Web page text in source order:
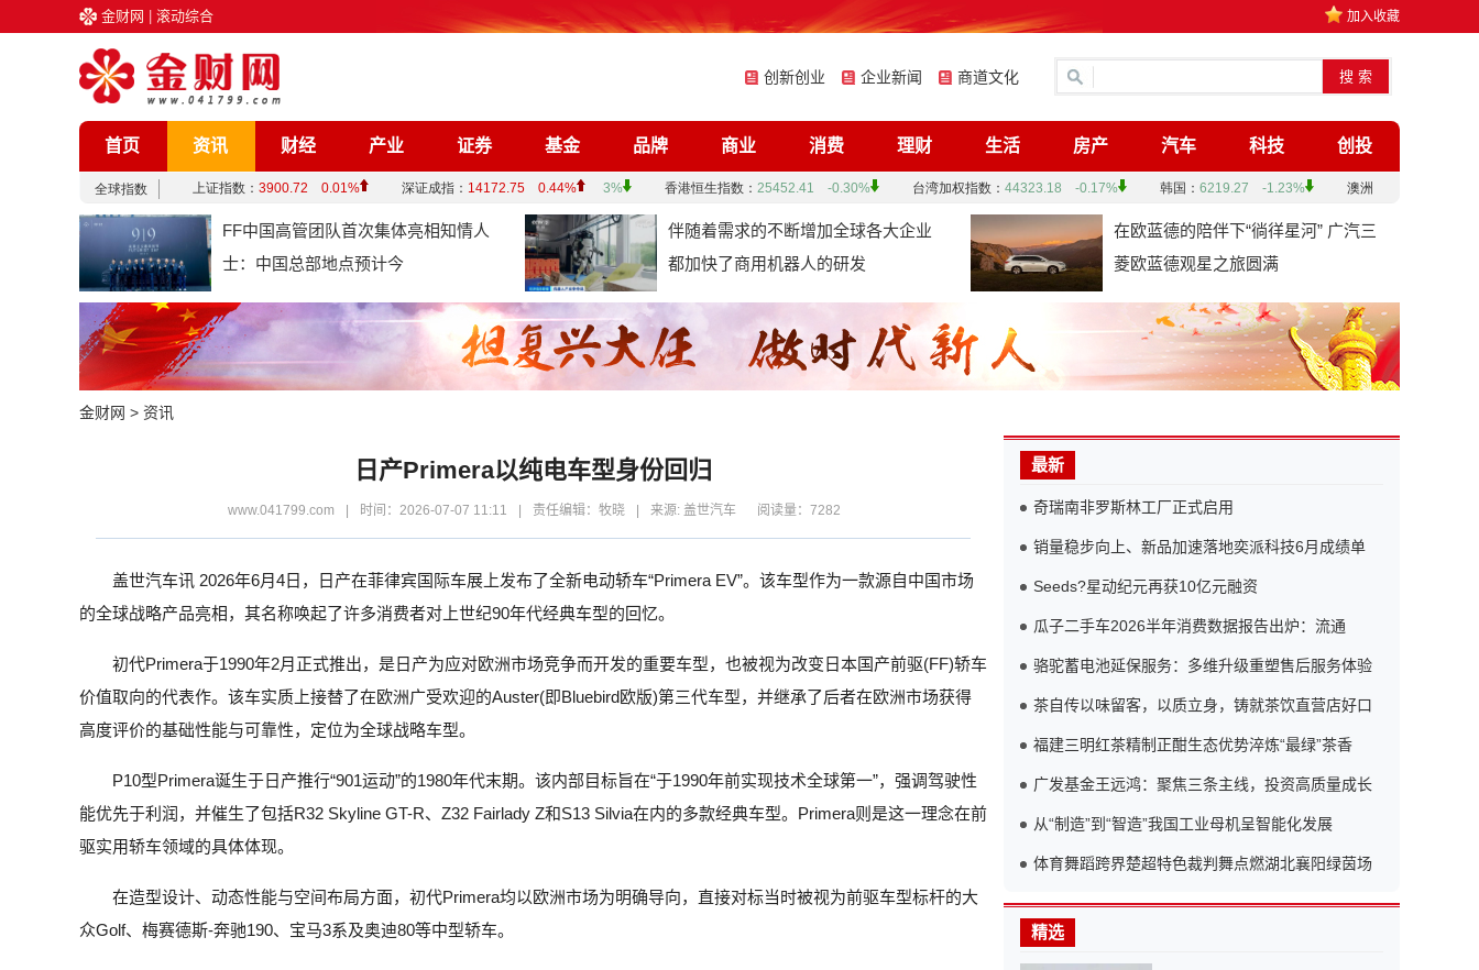
金财网 滚动综合 加入收藏
创新创业 企业新闻 商道文化
首页 资讯 财经 产业 证券 基金 品牌 商业 消费 理财 生活 房产 汽车 科技 创投
企业 文化 娱乐
综合
FF中国高管团队首次集体亮相知情人
士：中国总部地点预计今
伴随着需求的不断增加全球各大企业
都加快了商用机器人的研发
在欧蓝德的陪伴下“徜徉星河” 广汽三
菱欧蓝德观星之旅圆满
金财网 > 资讯
日产Primera以纯电车型身份回归
www.041799.com 时间：2026-07-07 11:11 责任编辑：牧晓 来源: 盖世汽车 阅读量：7282
盖世汽车讯 2026年6月4日，日产在菲律宾国际车展上发布了全新电动轿车“Primera EV”。该车型作为一款源自中国市场
的全球战略产品亮相，其名称唤起了许多消费者对上世纪90年代经典车型的回忆。
初代Primera于1990年2月正式推出，是日产为应对欧洲市场竞争而开发的重要车型，也被视为改变日本国产前驱(FF)轿车
价值取向的代表作。该车实质上接替了在欧洲广受欢迎的Auster(即Bluebird欧版)第三代车型，并继承了后者在欧洲市场获得
高度评价的基础性能与可靠性，定位为全球战略车型。
P10型Primera诞生于日产推行“901运动”的1980年代末期。该内部目标旨在“于1990年前实现技术全球第一”，强调驾驶性
能优先于利润，并催生了包括R32 Skyline GT-R、Z32 Fairlady Z和S13 Silvia在内的多款经典车型。Primera则是这一理念在前
驱实用轿车领域的具体体现。
在造型设计、动态性能与空间布局方面，初代Primera均以欧洲市场为明确导向，直接对标当时被视为前驱车型标杆的大
众Golf、梅赛德斯-奔驰190、宝马3系及奥迪80等中型轿车。
最新
奇瑞南非罗斯林工厂正式启用
销量稳步向上、新品加速落地奕派科技6月成绩单
Seeds?星动纪元再获10亿元融资
瓜子二手车2026半年消费数据报告出炉：流通
骆驼蓄电池延保服务：多维升级重塑售后服务体验
茶自传以味留客，以质立身，铸就茶饮直营店好口
福建三明红茶精制正酣生态优势淬炼“最绿”茶香
广发基金王远鸿：聚焦三条主线，投资高质量成长
从“制造”到“智造”我国工业母机呈智能化发展
体育舞蹈跨界楚超特色裁判舞点燃湖北襄阳绿茵场
精选